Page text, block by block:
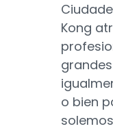
Kong
o bien